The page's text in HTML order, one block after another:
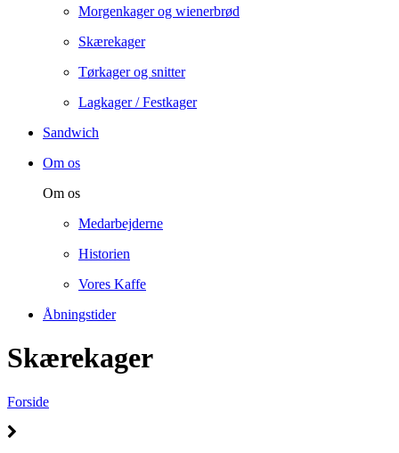
Morgenkager og wienerbrød
Skærekager
Tørkager og snitter
Lagkager / Festkager
Sandwich
Om os
Om os
Medarbejderne
Historien
Vores Kaffe
Åbningstider
Skærekager
Forside